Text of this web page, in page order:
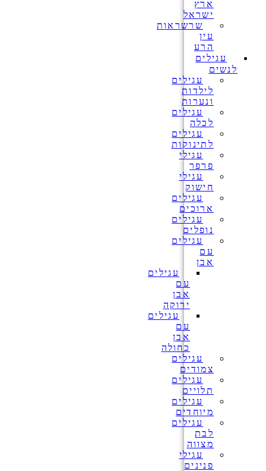
ארץ
ישראל
שרשראות
עין
הרע
עגילים
לנשים
עגילים
לילדות
ונערות
עגילים
לכלה
עגילים
לתינוקות
עגילי
פרפר
עגילי
חישוק
עגילים
ארוכים
עגילים
נופלים
עגילים
עם
אבן
עגילים
עם
אבן
ירוקה
עגילים
עם
אבן
כחולה
עגילים
צמודים
עגילים
תלויים
עגילים
מיוחדים
עגילים
לבת
מצווה
עגילי
פנינים